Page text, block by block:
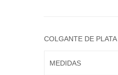
COLGANTE DE
MEDIDAS